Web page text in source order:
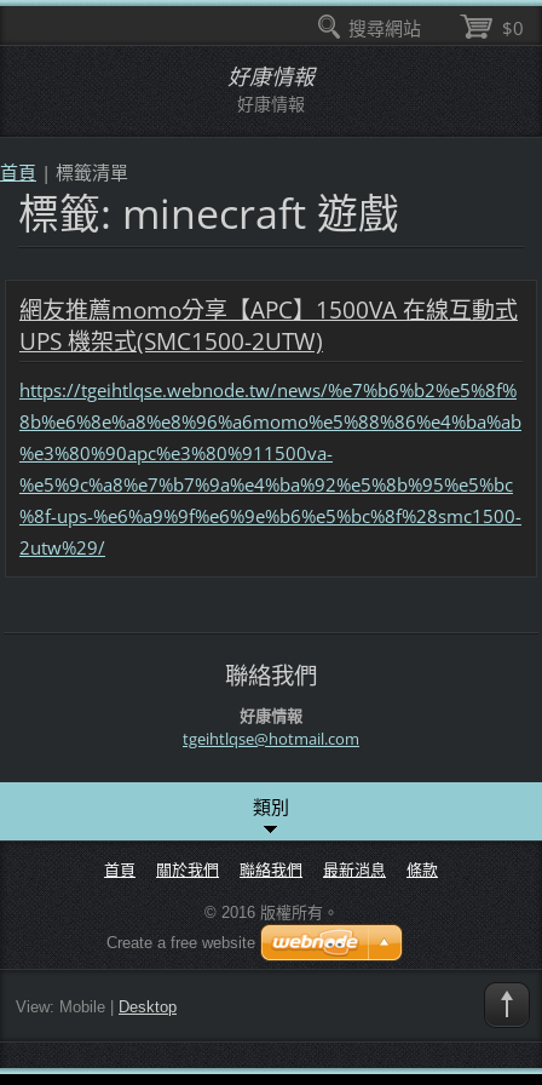
好康情報
好康情報
首頁 | 標籤清單
標籤: minecraft 遊戲
網友推薦momo分享【APC】1500VA 在線互動式
UPS 機架式(SMC1500-2UTW)
https://tgeihtlqse.webnode.tw/news/%e7%b6%b2%e5%8f%
8b%e6%8e%a8%e8%96%a6momo%e5%88%86%e4%ba%ab
%e3%80%90apc%e3%80%911500va-
%e5%9c%a8%e7%b7%9a%e4%ba%92%e5%8b%95%e5%bc
%8f-ups-%e6%a9%9f%e6%9e%b6%e5%bc%8f%28smc1500-
2utw%29/
聯絡我們
好康情報
tgeihtlqse@hotmail.com
類別
首頁 關於我們 聯絡我們 最新消息 條款
© 2016 版權所有。
Create a free website
View: Mobile| Desktop
$0
搜尋網站